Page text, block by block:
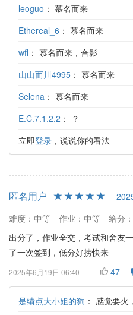
leoguo ： 慕名而来
Ethereal_6 ： 慕名而来
wfl ： 慕名而来，合影
山山而川4995 ： 慕名而来
Selena ： 慕名而来
E.C.7.1.2.2 ： ？
立即登录 ，说说你的看法
匿名用户
难度：中等
作业：中等 给分
出分了，作业全交，考试和舍友
了一次签到，低分好捞快来
2025年6月19日 06:40 47
是绩点大小姐的狗 ： 感觉要火